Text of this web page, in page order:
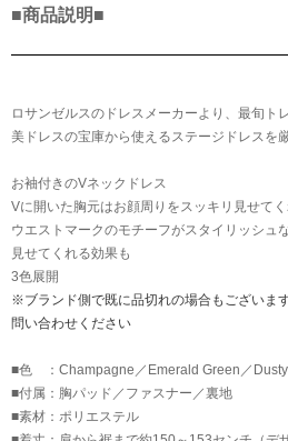
■商品説明■
ロサンゼルスのドレスメーカーより、最旬ト
美ドレスの宝庫から使えるステージドレスを
お袖付きのVネックドレス
Vに開いた胸元はお顔周りをスッキリ見せて
ウエストマークのモチーフがスタイリッシュ
見せてくれる効果も
3色展開
※ブランド側で既に品切れの場合もございま
問い合わせください
■色 ：Champagne／Emerald Green／
■付属：胸パッド／ファスナー／裏地
■素材：ポリエステル